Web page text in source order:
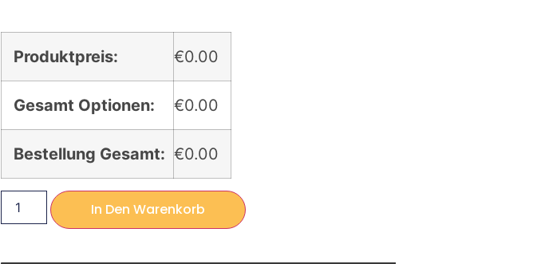
Produktpreis: €0.00
Gesamt Optionen: €0.00
Bestellung Gesamt: €0.00
In Den Warenkorb